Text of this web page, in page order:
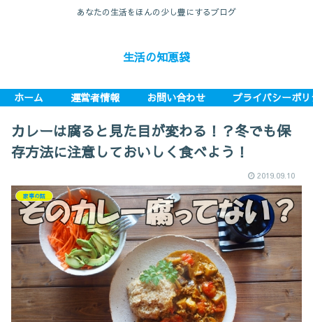
あなたの生活をほんの少し豊にするブログ
生活の知恵袋
ホーム 運営者情報 お問い合わせ プライバシーポ
カレーは腐ると見た目が変わる！？冬でも保
存方法に注意しておいしく食べよう！
2019.09.10
家事の話